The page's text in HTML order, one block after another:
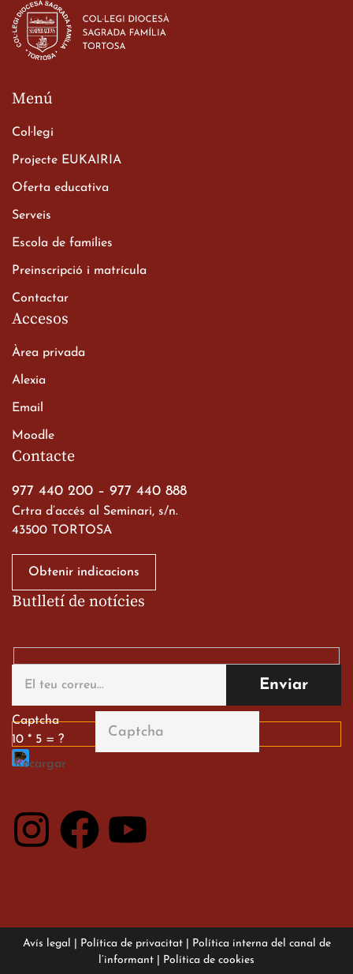
Contacte
977 440 200 – 977 440 888
Crtra d’accés al Seminari, s/n.
43500 TORTOSA
Obtenir indicacions
Menú
Col·legi
Projecte EUKAIRIA
Oferta educativa
Serveis
Escola de famílies
Preinscripció i matrícula
Contactar
Accesos
Àrea privada
Alexia
Email
Moodle
Butlletí de notícies
Captcha
10 * 5 = ?
Avís legal Política de privacitat| Política interna del canal de
l’informant
Política de cookies